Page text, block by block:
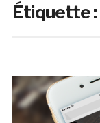
Étiquette :